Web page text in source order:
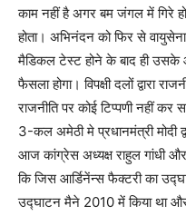
काम नहीं है अगर बम जंगल में गिरे
होता। अभिनंदन को फिर से
मैडिकल टेस्ट होने के बाद ही उसके
फैसला होगा। विपक्षी दलों द्वारा
राजनीति पर कोई टिप्पणी नहीं कर
3-कल अमेठी मे प्रधानमंत्री मोदी
आज कांग्रेस अध्यक्ष राहुल गांधी
कि जिस आर्डिनेंन्स फैक्टरी का
उद्घाटन मैने 2010 में किया था और